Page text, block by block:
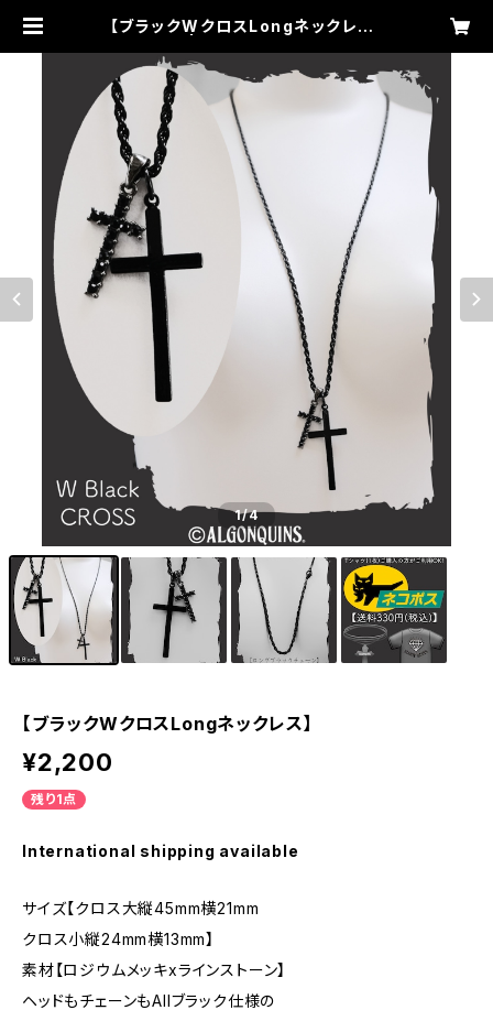
【ブラックWクロスLongネックレス】
1/4
【ブラックWクロスLongネックレス】
¥2,200
残り1点
International shipping available
サイズ【クロス大縦45mm横21mm
クロス小縦24mm横13mm】
素材【ロジウムメッキxラインストーン】
ヘッドもチェーンもAllブラック仕様の